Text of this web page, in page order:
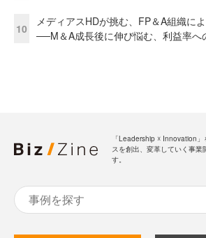
10
メディアスHDが挑む、FP＆A組織に
──M＆A成長後に伸び悩む、利益率へ
「Leadership ☓ Innovation
スを創出、変革していく事
す。